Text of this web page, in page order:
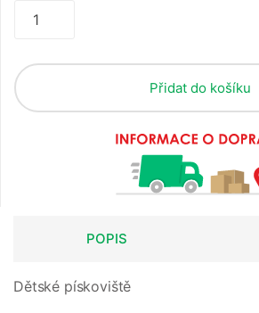
Přidat do košíku
POPIS
Dětské pískoviště